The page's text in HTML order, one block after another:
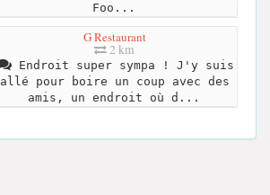
Foo...
G Restaurant
2 km
Endroit super sympa ! J'y suis
allé pour boire un coup avec des
amis, un endroit où d...